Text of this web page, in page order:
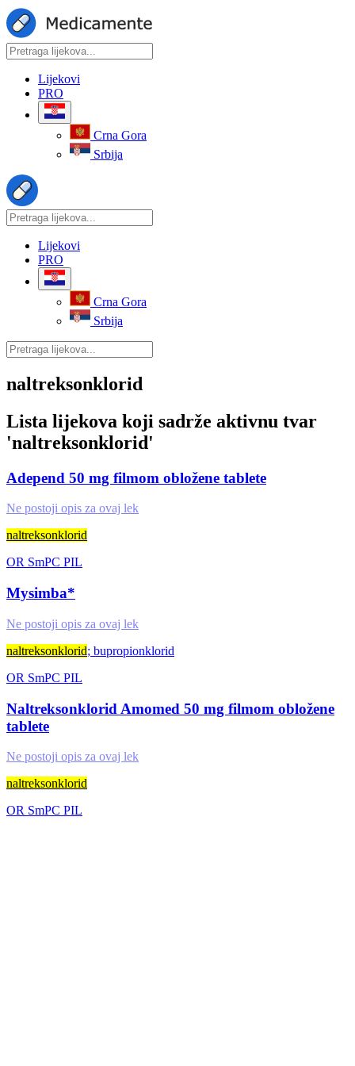
Lijekovi
PRO
Crna Gora
Srbija
Lijekovi
PRO
Crna Gora
Srbija
naltreksonklorid
Lista lijekova koji sadrže aktivnu tvar
'naltreksonklorid'
Adepend 50 mg filmom obložene tablete
Ne postoji opis za ovaj lek
naltreksonklorid
OR SmPC PIL
Mysimba*
Ne postoji opis za ovaj lek
naltreksonklorid; bupropionklorid
OR SmPC PIL
Naltreksonklorid Amomed 50 mg filmom obložene
tablete
Ne postoji opis za ovaj lek
naltreksonklorid
OR SmPC PIL